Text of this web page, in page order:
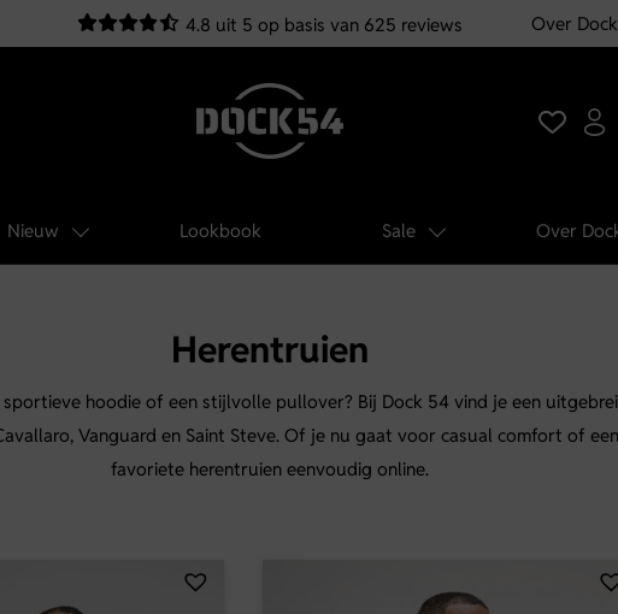
4.8 uit 5 op basis van 625 reviews Over
Nieuw Lookbook Sale Over
Herentruien
hoodie of een stijlvolle pullover? Bij Dock 54 vind je een
Vanguard en Saint Steve. Of je nu gaat voor casual comfort of
favoriete herentruien eenvoudig online.